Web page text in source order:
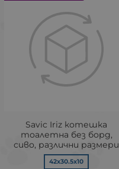
Savic Iriz котешка
тоалетна без борд,
сиво, различни размери
42х30.5х10